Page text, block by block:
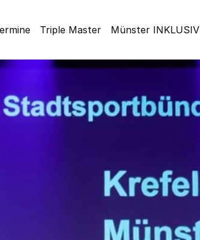
Triple Master Münster INKLUSIV